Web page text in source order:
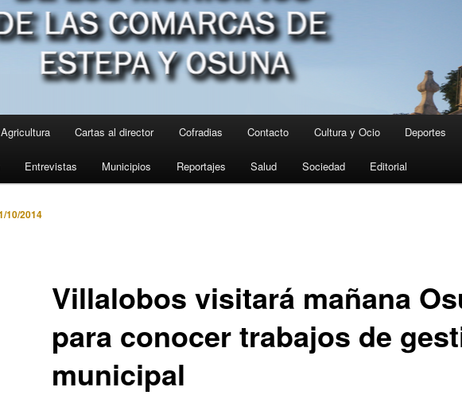
Agricultura Cartas al director Cofradias Contacto Cultura y Ocio Deportes
Entrevistas Municipios Reportajes Salud Sociedad Editorial
Villalobos visitará mañana
para conocer trabajos de
municipal
10/2014